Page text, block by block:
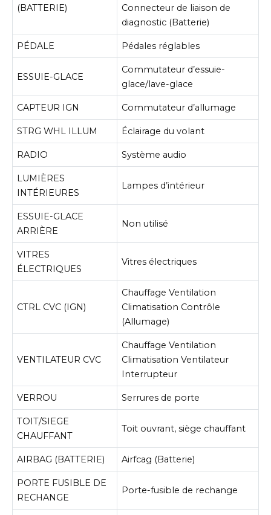
(BATTERIE)
Connecteur de liaison de
diagnostic (Batterie)
PÉDALE Pédales réglables
ESSUIE-GLACE
Commutateur d’essuie-
glace/lave-glace
CAPTEUR IGN Commutateur d’allumage
STRG WHL ILLUM Éclairage du volant
RADIO Système audio
LUMIÈRES
INTÉRIEURES
Lampes d’intérieur
ESSUIE-GLACE
ARRIÈRE
Non utilisé
VITRES
ÉLECTRIQUES
Vitres électriques
CTRL CVC (IGN)
Chauffage Ventilation
Climatisation Contrôle
(Allumage)
VENTILATEUR CVC
Chauffage Ventilation
Climatisation Ventilateur
Interrupteur
VERROU Serrures de porte
TOIT/SIEGE
CHAUFFANT
Toit ouvrant, siège chauffant
AIRBAG (BATTERIE) Airfcag (Batterie)
PORTE FUSIBLE DE
RECHANGE
Porte-fusible de rechange